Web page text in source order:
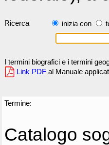
Ricerca inizia con
I termini biografici e i termini
Link PDF al Manuale
Termine:
Catalogo